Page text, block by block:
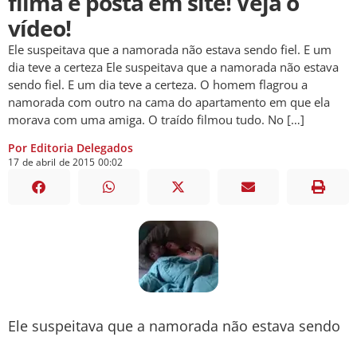
vídeo!
Ele suspeitava que a namorada não estava sendo fiel. E um
dia teve a certeza Ele suspeitava que a namorada não estava
sendo fiel. E um dia teve a certeza. O homem flagrou a
namorada com outro na cama do apartamento em que ela
morava com uma amiga. O traído filmou tudo. No […]
Por Editoria Delegados
17 de abril de 2015 00:02
Ele suspeitava que a namorada não estava sendo